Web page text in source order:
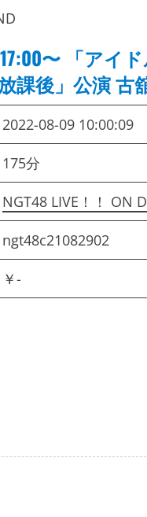
〜 「アイ
課後」公演 古
2022-08-09 10:00:09
175分
NGT48 LIVE！！ ON
ngt48c21082902
￥-